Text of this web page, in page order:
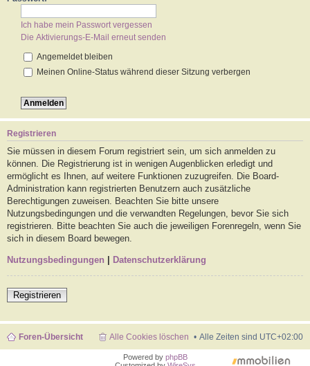
Ich habe mein Passwort vergessen
Die Aktivierungs-E-Mail erneut senden
Angemeldet bleiben
Meinen Online-Status während dieser Sitzung verbergen
Registrieren
Sie müssen in diesem Forum registriert sein, um sich anmelden zu
können. Die Registrierung ist in wenigen Augenblicken erledigt und
ermöglicht es Ihnen, auf weitere Funktionen zuzugreifen. Die Board-
Administration kann registrierten Benutzern auch zusätzliche
Berechtigungen zuweisen. Beachten Sie bitte unsere
Nutzungsbedingungen und die verwandten Regelungen, bevor Sie sich
registrieren. Bitte beachten Sie auch die jeweiligen Forenregeln, wenn Sie
sich in diesem Board bewegen.
Nutzungsbedingungen Datenschutzerklärung
Registrieren
Foren-Übersicht Alle Zeiten sind UTC+02:00
Alle Cookies löschen
Powered by phpBB